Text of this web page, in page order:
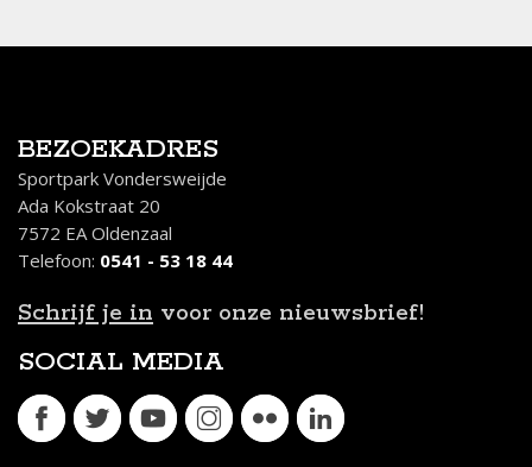
BEZOEKADRES
Sportpark Vondersweijde
Ada Kokstraat 20
7572 EA Oldenzaal
Telefoon: 0541 - 53 18 44
Schrijf je in voor onze nieuwsbrief!
SOCIAL MEDIA